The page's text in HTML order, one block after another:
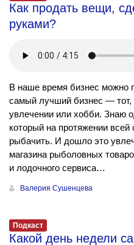
Как продать вещи,
руками?
В наше время бизнес можно
самый лучший бизнес —
увлечении или хобби. Знаю
который на протяжении
рыбачить. И дошло это
магазина рыболовных
и лодочного сервиса…
Валерия Сушенцева
Подкаст
Какой день недели